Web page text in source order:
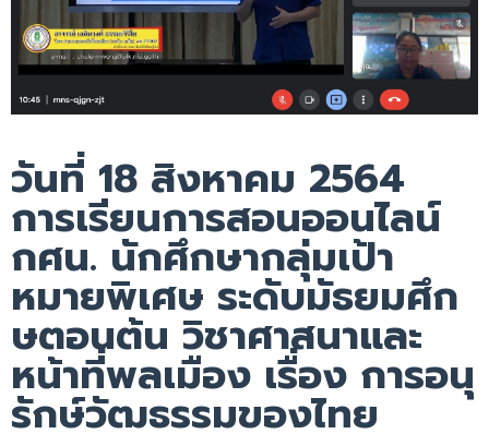
วันที่ 18 สิงหาคม 2564
การเรียนการสอนออนไลน์
กศน. นักศึกษากลุ่มเป้า
หมายพิเศษ ระดับมัธยมศึก
ษตอนต้น วิชาศาสนาและ
หน้าที่พลเมือง เรื่อง การอนุ
รักษ์วัฒธรรมของไทย